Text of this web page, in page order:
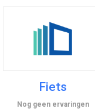
Fiets
Nog geen ervaringen